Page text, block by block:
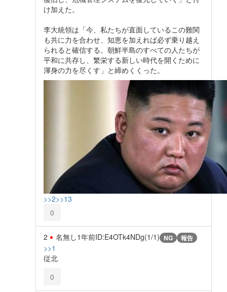
け加えた。
李大統領は「今、私たちが直面しているこの難関
も共に力を合わせ、知恵を加えれば必ず乗り越え
られると確信する。朝鮮半島のすべての人たちが
平和に共存し、繁栄する新しい時代を開くために
渾身の力を尽くす」と締めくくった。
>>2>>13
0
2 名無し1年前ID:E4OTk4NDg(1/1) NG 報告
>>1
従北
0